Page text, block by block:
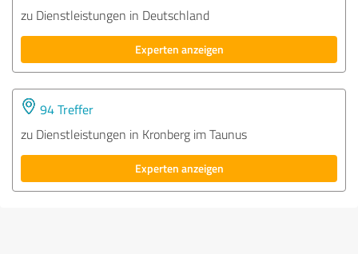
zu Dienstleistungen in Deutschland
Experten anzeigen
94 Treffer
zu Dienstleistungen in Kronberg im Taunus
Experten anzeigen